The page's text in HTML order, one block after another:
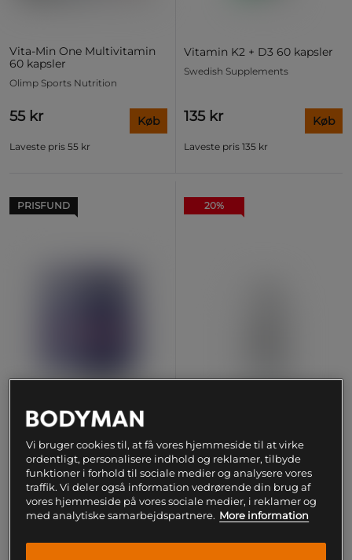
Vita-Min One Multivitamin
60 kapsler
Olimp Sports Nutrition
55 kr
Laveste pris 55 kr
Køb
Vitamin K2 + D3 60 kapsler
Swedish Supplements
135 kr
Laveste pris 135 kr
Køb
PRISFUND
90 kapsler
Heey!
191 kr Køb
20%
Holistic
143 kr
179 kr Køb
Vi bruger cookies til, at få vores hjemmeside til at virke
ordentligt, personalisere indhold og reklamer, tilbyde
funktioner i forhold til sociale medier og analysere vores
traffik. Vi deler også information vedrørende din brug af
vores hjemmeside på vores sociale medier, i reklamer og
med analytiske samarbejdspartnere. More information